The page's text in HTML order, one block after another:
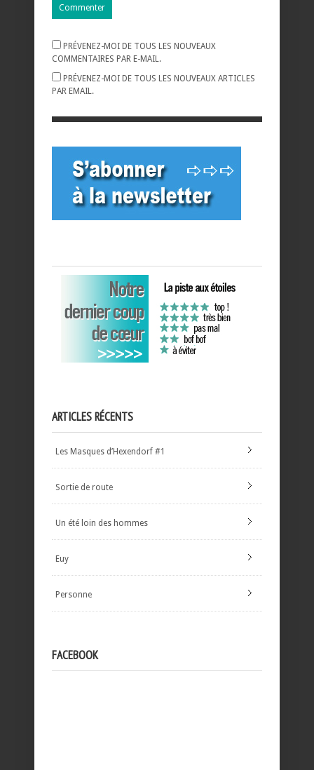
PRÉVENEZ-MOI DE TOUS LES NOUVEAUX
COMMENTAIRES PAR E-MAIL.
PRÉVENEZ-MOI DE TOUS LES NOUVEAUX ARTICLES
PAR EMAIL.
ARTICLES RÉCENTS
Les Masques d’Hexendorf #1
Sortie de route
Un été loin des hommes
Euy
Personne
FACEBOOK